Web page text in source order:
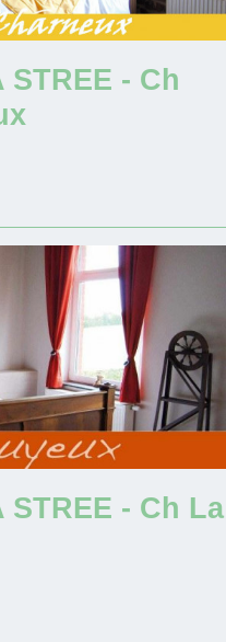
STREE - Ch
STREE - Ch La